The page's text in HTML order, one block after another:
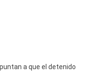
a que el detenido